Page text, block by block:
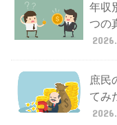
年収
つの
庶民
てみ